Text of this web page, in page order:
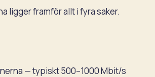
ligger framför allt i fyra saker.
— typiskt 500–1000 Mbit/s